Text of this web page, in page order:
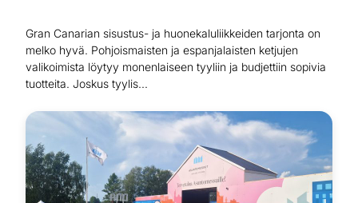
Gran Canarian sisustus- ja huonekaluliikkeiden tarjonta on
melko hyvä. Pohjoismaisten ja espanjalaisten ketjujen
valikoimista löytyy monenlaiseen tyyliin ja budjettiin sopivia
tuotteita. Joskus tyylis...